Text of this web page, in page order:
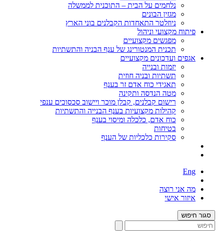
נלחמים על הבית – התוכנית לממשלה
מגזין הבונים
ניוזלטר התאחדות הקבלנים בוני הארץ
פיתוח מקצועי וניהול
מפגשים מקצועיים
תכנית המנטורינג של ענף הבניה והתשתיות
אגפים ועדכונים מקצועיים
יזמות ובנייה
תשתיות ובניה חוזית
תאגידי כוח אדם זר בענף
מטה הנדסה ותקינה
רישום קבלנים, קבלן מוכר ויישוב סכסוכים ענפי
קהילות מקצועיות בענף הבנייה והתשתיות
כוח אדם, כלכלה ומיסוי בענף
בטיחות
סקירות כלכליות של הענף
Eng
מה אני רוצה
איזור אישי
סגור חיפוש